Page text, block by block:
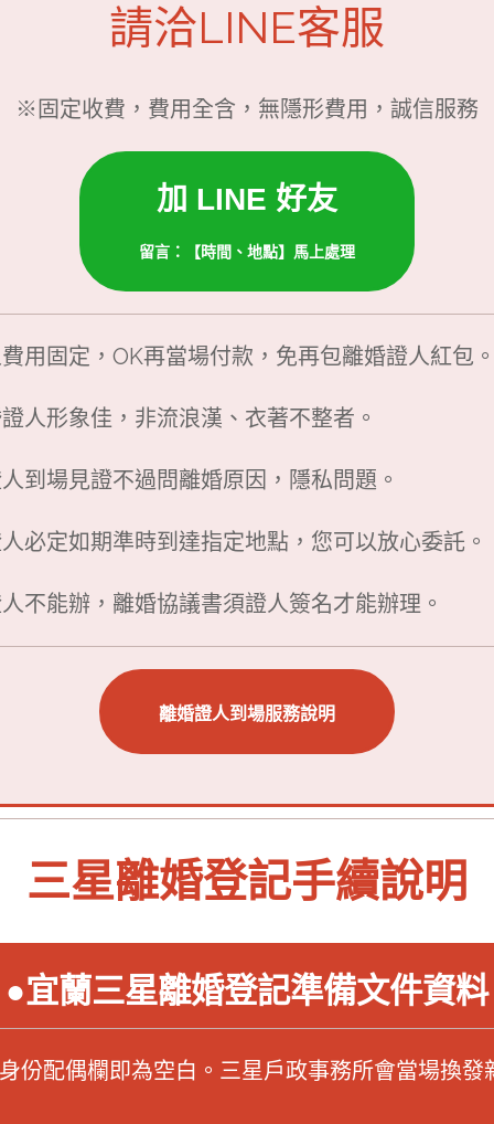
請洽LINE客服
※固定收費，費用全含，無隱形費用，誠信服務
加 LINE 好友
留言：【時間、地點】馬上處理
用固定，OK再當場付款，免再包離婚證人紅包
人形象佳，非流浪漢、衣著不整者。
到場見證不過問離婚原因，隱私問題。
必定如期準時到達指定地點，您可以放心委託。
不能辦，離婚協議書須證人簽名才能辦理。
離婚證人到場服務說明
三星離婚登記手續說明
●宜蘭三星離婚登記準備文件資料
份配偶欄即為空白。三星戶政事務所會當場換